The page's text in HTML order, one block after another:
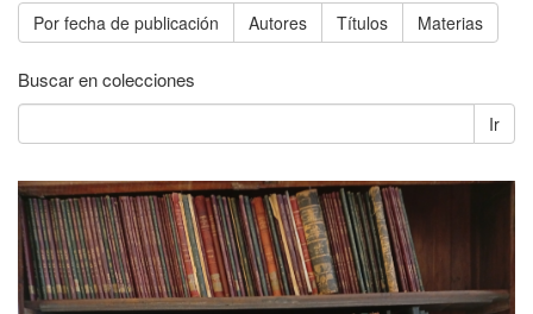
Por fecha de publicación Autores Títulos Materias
Buscar en colecciones
Ir